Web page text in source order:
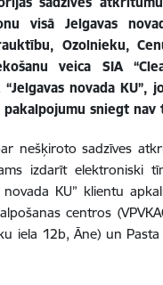
visā Jelgavas
Ozolnieku,
veica SIA
novada
pakalpojumu sniegt nav
nešķiroto sadzīves
izdarīt elektroniski
novada KU” klientu
centros
iela 12b, Āne) un